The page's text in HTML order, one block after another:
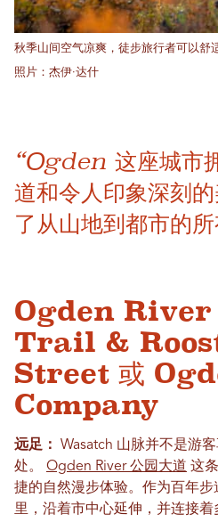
秋季山间空气凉爽，徒步旅行者可以舒
照片：杰伊·达什
“Ogden 这座城市
道和令人印象深刻
了从山地到都市的
Ogden
Trail &
Street 或
Company
远足：
Wasatch 山脉并不是游
处。 Ogden River 公园大道 这
捷的自然漫步体验。作为百年
里，沿着市中心延伸，并连接